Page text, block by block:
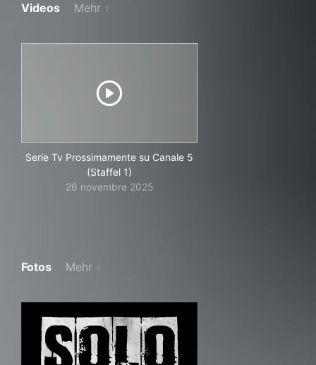
Videos Mehr
Serie Tv Prossimamente su Canale 5
(Staffel 1)
26 novembre 2025
Fotos Mehr